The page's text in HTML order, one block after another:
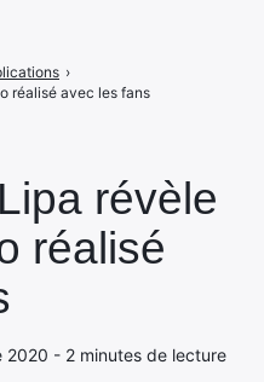
révèle
réalisé
2020 - 2 minutes de lecture
›
réalisé avec les fans